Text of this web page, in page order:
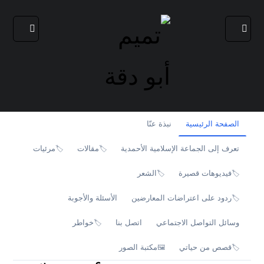
الصفحة الرئيسية نبذة عنّا
تعرف إلى الجماعة الإسلامية الأحمدية 🏷️مقالات 🏷️مرئيات
🏷️فيديوهات قصيرة 🏷️ الشعر
🏷️ردود على اعتراضات المعارضين الأسئلة والأجوبة
وسائل التواصل الاجتماعي اتصل بنا 🏷️خواطر
🏷️قصص من حياتي 🖼️مكتبة الصور